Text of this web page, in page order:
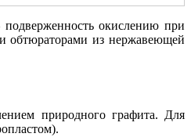
окислению при
обтюраторами из нержавеющей
природного графита. Для